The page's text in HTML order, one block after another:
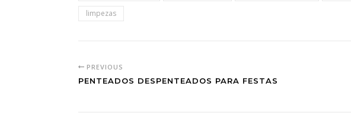
limpezas
PREVIOUS
PENTEADOS DESPENTEADOS PARA FESTAS